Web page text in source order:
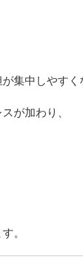
集中しやすく
が加わり、
。